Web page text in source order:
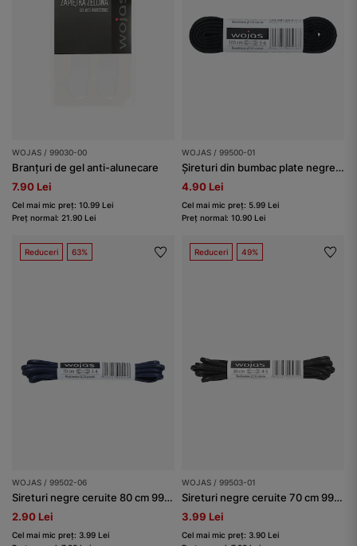
WOJAS / 99030-00
Branțuri de gel anti-alunecare
7.90 Lei
Cel mai mic preț: 10.99 Lei
Preț normal: 21.90 Lei
WOJAS / 99500-01
Șireturi din bumbac plate negre 100cm/6mm Wojas
4.90 Lei
Cel mai mic preț: 5.99 Lei
Preț normal: 10.90 Lei
Reduceri 63%
WOJAS / 99502-06
Sireturi negre ceruite 80 cm 99503-01
2.90 Lei
Cel mai mic preț: 3.99 Lei
Reduceri 49%
WOJAS / 99503-01
Sireturi negre ceruite 70 cm 99503-01
3.99 Lei
Cel mai mic preț: 3.90 Lei